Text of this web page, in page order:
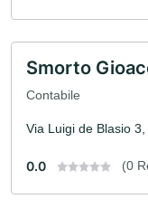
Smorto
Contabile
Via Luigi de Blasio
0.0 (0